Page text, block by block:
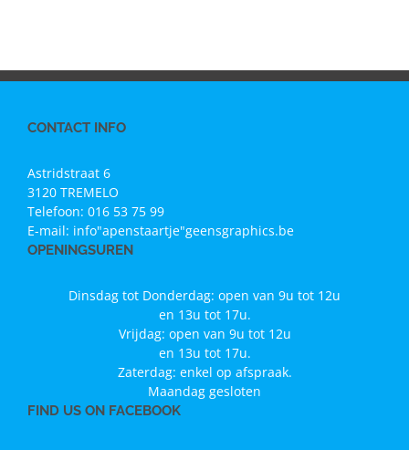
CONTACT INFO
Astridstraat 6
3120 TREMELO
Telefoon: 016 53 75 99
E-mail: info"apenstaartje"geensgraphics.be
OPENINGSUREN
Dinsdag tot Donderdag: open van 9u tot 12u
en 13u tot 17u.
Vrijdag: open van 9u tot 12u
en 13u tot 17u.
Zaterdag: enkel op afspraak.
Maandag gesloten
FIND US ON FACEBOOK